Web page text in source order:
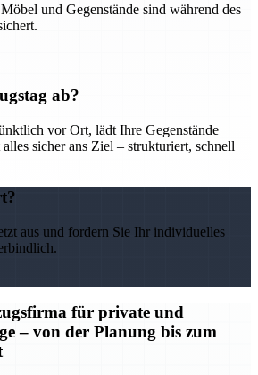
und Gegenstände sind während des
ab?
vor Ort, lädt Ihre Gegenstände
sicher ans Ziel – strukturiert, schnell
aus und fordern Sie Ihr individuelles
für private und
– von der Planung bis zum